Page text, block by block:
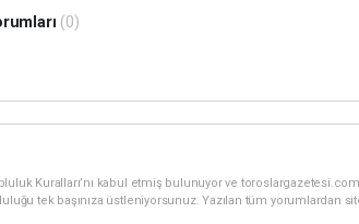
(0)
Kuralları’nı kabul etmiş bulunuyor ve
tek başınıza üstleniyorsunuz. Yazılan tüm yorumlardan